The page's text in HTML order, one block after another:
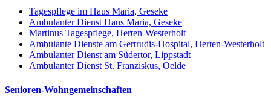
Tagespflege im Haus Maria, Geseke
Ambulanter Dienst Haus Maria, Geseke
Martinus Tagespflege, Herten-Westerholt
Ambulante Dienste am Gertrudis-Hospital, Herten-Westerholt
Ambulanter Dienst am Südertor, Lippstadt
Ambulanter Dienst St. Franziskus, Oelde
Senioren-Wohngemeinschaften